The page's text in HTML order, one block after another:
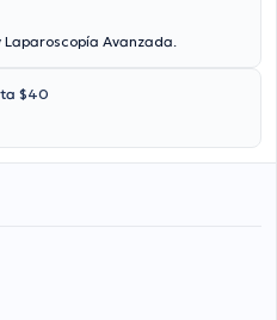
Avanzada.
$40